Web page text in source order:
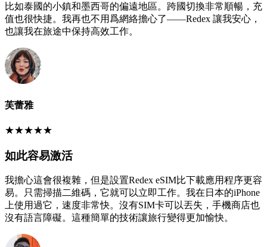
比如泰國的小鎮和墨西哥的偏遠地區。跨國切換非常順暢，充
值也很快捷。我再也不用爲網絡擔心了——Redex 讓我安心，
也讓我在旅途中保持高效工作。
芙蕾雅
★★★★★
如此容易激活
我擔心這會很複雜，但是設置Redex eSIM比下載應用程序更容
易。只需掃描二維碼，它就可以立即工作。我在日本的iPhone
上使用過它，速度非常快。沒有SIM卡可以丟失，手機商店也
沒有語言障礙。這種簡單的技術讓旅行變得更加愉快。